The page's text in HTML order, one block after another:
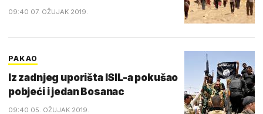
09:40 07. OŽUJAK 2019.
PAKAO
Iz zadnjeg uporišta ISIL-a pokušao
pobjeći i jedan Bosanac
09:40 05. OŽUJAK 2019.